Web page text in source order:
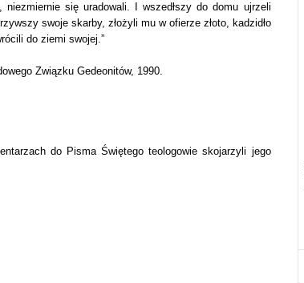
się uradowali. I wszedłszy do domu ujrzeli
swoje skarby, złożyli mu w ofierze złoto, kadzidło
do ziemi swojej.”
Związku Gedeonitów, 1990.
do Pisma Świętego teologowie skojarzyli jego